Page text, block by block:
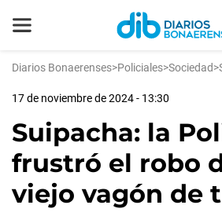
Diarios Bonaerenses>Policiales>Sociedad>
17 de noviembre de 2024 - 13:30
Suipacha: la
frustró el robo
viejo vagón de